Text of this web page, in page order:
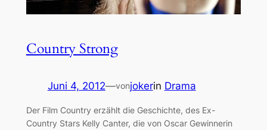
Country Strong
Juni 4, 2012—vonjokerin Drama
Der Film Country erzählt die Geschichte, des Ex-
Country Stars Kelly Canter, die von Oscar Gewinnerin